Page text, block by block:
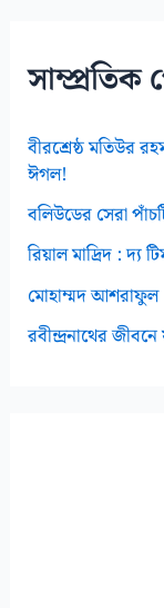
সাম্প্রতিক
বীরশ্রেষ্ঠ মতিউর
ঈগল!
বলিউডের সেরা
রিয়াল মাদ্রিদ : দ্য
মোহাম্মদ
রবীন্দ্রনাথের